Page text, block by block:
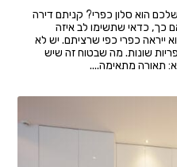
הוא סלון כפרי? קניתם דירה
כך, כדאי שתשימו לב איזה
ייראה כפרי כפי שרציתם. יש לא
שונות. מה שבטוח זה שיש
תאורה מתאימה....